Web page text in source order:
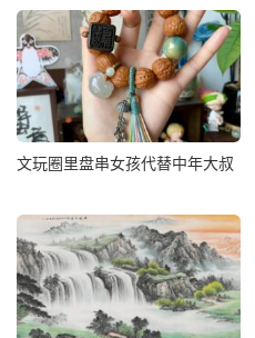
文玩圈里盘串女孩代替中年大叔